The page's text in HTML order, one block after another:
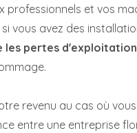
et vos
si vous avez des
les pertes d'exploitation
revenu au cas où
entre une entreprise